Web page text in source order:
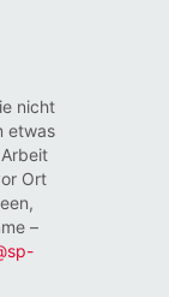
nicht
etwas
Ort
–